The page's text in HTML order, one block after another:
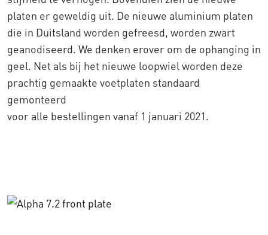
platen er geweldig uit. De nieuwe aluminium platen
die in Duitsland worden gefreesd, worden zwart
geanodiseerd. We denken erover om de ophanging in
geel. Net als bij het nieuwe loopwiel worden deze
prachtig gemaakte voetplaten standaard
gemonteerd
voor alle bestellingen vanaf 1 januari 2021.